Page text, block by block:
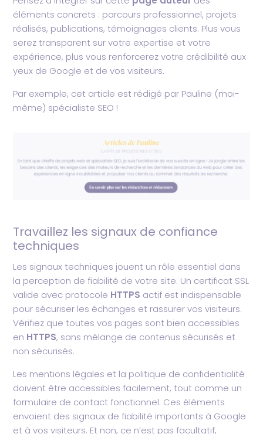
éléments concrets : parcours professionnel, projets
réalisés, publications, témoignages clients. Plus vous
serez transparent sur votre expertise et votre
expérience, plus vous renforcerez votre crédibilité aux
yeux de Google et de vos visiteurs.
Par exemple, cet article est rédigé par Pauline (moi-
même) spécialiste SEO !
Travaillez les signaux de confiance
techniques
Les signaux techniques jouent un rôle essentiel dans
la perception de fiabilité de votre site. Un certificat SSL
valide avec protocole HTTPS actif est indispensable
pour sécuriser les échanges et rassurer vos visiteurs.
Vérifiez que toutes vos pages sont bien accessibles
en HTTPS, sans mélange de contenus sécurisés et
non sécurisés.
Les mentions légales et la politique de confidentialité
doivent être accessibles facilement, tout comme un
formulaire de contact fonctionnel. Ces éléments
envoient des signaux de fiabilité importants à Google
et à vos visiteurs. Et non, ce n’est pas facultatif,